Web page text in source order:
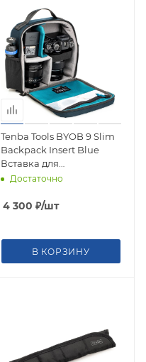
Tenba Tools BYOB 9 Slim
Backpack Insert Blue
Вставка для
фотооборудования 636-
Достаточно
4 300 ₽/шт
В КОРЗИНУ